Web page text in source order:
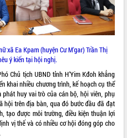
cơ
xã Ea Kpam (huyện Cư M'gar) Trần Thị
ý kiến tại hội nghị.
Chủ tịch UBND tỉnh H’Yim Kđoh khẳng
khai nhiều chương trình, kế hoạch cụ thể
huy vai trò của cán bộ, hội viên, phụ
hội trên địa bàn, qua đó bước đầu đã đạt
tạo được môi trường, điều kiện thuận lợi
vị thế và có nhiều cơ hội đóng góp cho